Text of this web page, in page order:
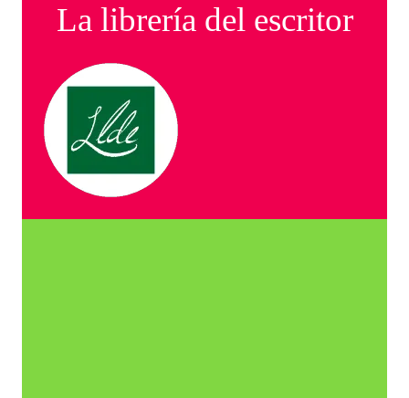
La librería del escritor